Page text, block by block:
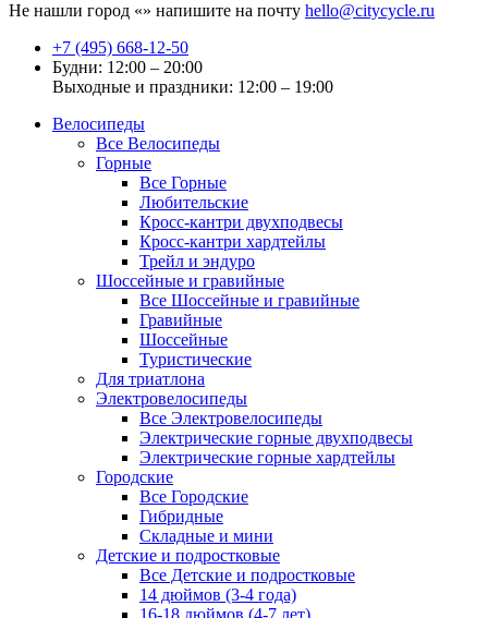
Не нашли город «» напишите на почту hello@citycycle.ru
+7 (495) 668-12-50
Будни: 12:00 – 20:00
Выходные и праздники: 12:00 – 19:00
Велосипеды
Все Велосипеды
Горные
Все Горные
Любительские
Кросс-кантри двухподвесы
Кросс-кантри хардтейлы
Трейл и эндуро
Шоссейные и гравийные
Все Шоссейные и гравийные
Гравийные
Шоссейные
Туристические
Для триатлона
Электровелосипеды
Все Электровелосипеды
Электрические горные двухподвесы
Электрические горные хардтейлы
Городские
Все Городские
Гибридные
Складные и мини
Детские и подростковые
Все Детские и подростковые
14 дюймов (3-4 года)
16-18 дюймов (4-7 лет)